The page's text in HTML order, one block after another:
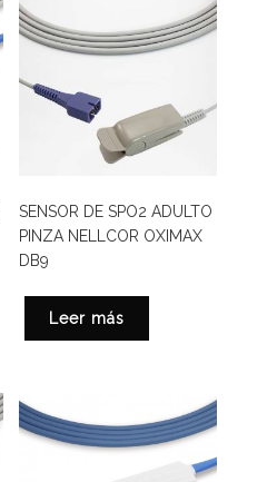
SENSOR DE SPO2 ADULTO
PINZA NELLCOR OXIMAX
DB9
Leer más